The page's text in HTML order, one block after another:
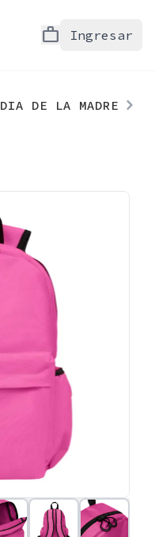
work Ingresar
DIA DE LA MADRE